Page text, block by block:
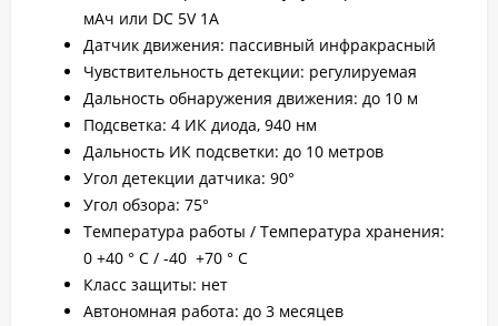
мАч или DC 5V 1А
Датчик движения: пассивный инфракрасный
Чувствительность детекции: регулируемая
Дальность обнаружения движения: до 10 м
Подсветка: 4 ИК диода, 940 нм
Дальность ИК подсветки: до 10 метров
Угол детекции датчика: 90°
Угол обзора: 75°
Температура работы / Температура хранения:
0 +40 ° C / -40 +70 ° C
Класс защиты: нет
Автономная работа: до 3 месяцев